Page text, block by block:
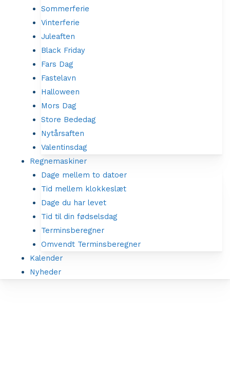
Sommerferie
Vinterferie
Juleaften
Black Friday
Fars Dag
Fastelavn
Halloween
Mors Dag
Store Bededag
Nytårsaften
Valentinsdag
Regnemaskiner
Dage mellem to datoer
Tid mellem klokkeslæt
Dage du har levet
Tid til din fødselsdag
Terminsberegner
Omvendt Terminsberegner
Kalender
Nyheder